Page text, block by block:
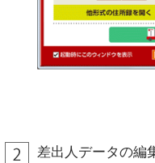
差出人データの編